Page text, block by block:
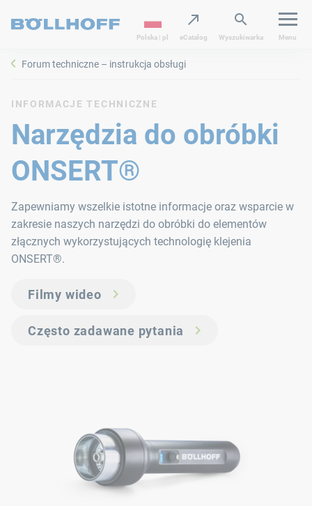
Polska | pl eCatalog Wyszukiwarka Menu
Forum techniczne – instrukcja obsługi
INFORMACJE TECHNICZNE
Narzędzia do obróbki
ONSERT®
Zapewniamy wszelkie istotne informacje oraz wsparcie w
zakresie naszych narzędzi do obróbki do elementów
złącznych wykorzystujących technologię klejenia
ONSERT®.
Filmy wideo
Często zadawane pytania